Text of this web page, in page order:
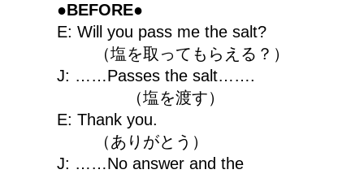
●BEFORE●
E: Will you pass me the salt?
（塩を取ってもらえる？）
J: ……Passes the salt…….
（塩を渡す）
E: Thank you.
（ありがとう）
J: ……No answer and the